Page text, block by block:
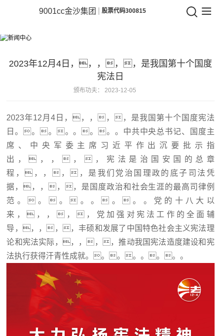
9001cc金沙集团
沙
集
股票代码300815
2023年12月4日，，，，，是我国第十个国度
宪法日
颁布功夫： 2023-12-05
2023年12月4日，，，，，是我国第十个国度宪法
日。。。。。。。。中共中央总书记、国度主
席、中央军委主席习近平作出沉要批示指
出，，，，，宪法是治国安国的总章
程，，，，，是我们党治国理政的底子司法凭
据，，，，，是国度政治和社会生涯的最高司律例
范。。。。。。。。党的十八大以
来，，，，，党加强对宪法工作的全面辅
导，，，，，丰硕和发展了中国特色社会主义宪法理
论和宪法实际，，，，，推动我国宪法造度建设和宪
法执行获得汗青性成就。。。。。。。。